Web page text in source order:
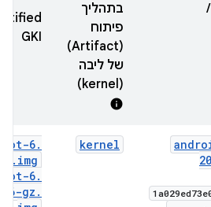
בתהליך
פיתוח
(Artifact)
של ליבה
(kernel)
info
GKI
kernel
6.
. img
6.
6-gz .